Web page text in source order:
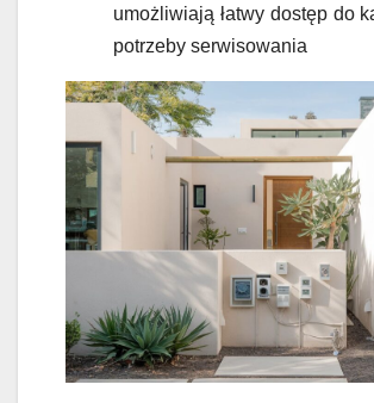
umożliwiają łatwy dostęp do
potrzeby serwisowania